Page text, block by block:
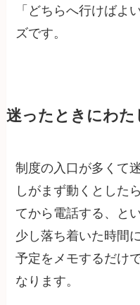
「どちらへ行けばよ
ズです。
迷ったときにわた
制度の入口が多くて
しがまず動くとした
てから電話する、と
少し落ち着いた時間
予定をメモするだけ
なります。